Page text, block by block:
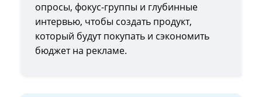
опросы, фокус-группы и глубинные
интервью, чтобы создать продукт,
который будут покупать и сэкономить
бюджет на рекламе.